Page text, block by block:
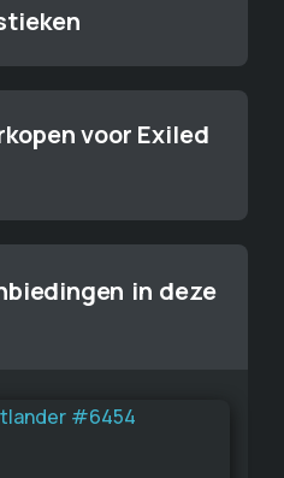
voor Exiled
in deze